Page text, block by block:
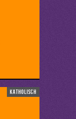
katholisch